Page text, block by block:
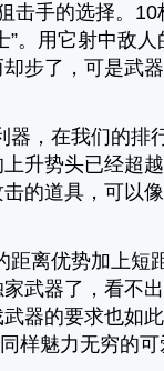
击手的选择。
”。用它射中敌
步了，可是武
器，在我们的排
升势头已经超
的道具，可以
距离优势加上短
武器了，看不
器的要求也如
样魅力无穷的